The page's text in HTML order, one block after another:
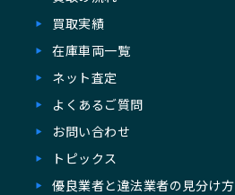
買取実績
在庫⾞両一覧
ネット査定
よくあるご質問
お問い合わせ
トピックス
優良業者と違法業者の見分け方